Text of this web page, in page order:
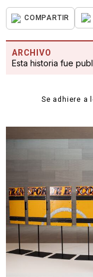
COMPARTIR
ARCHIVO
Esta historia fue
Se adhiere a